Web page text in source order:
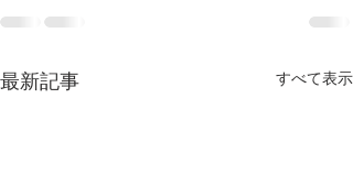
最新記事 すべて表示